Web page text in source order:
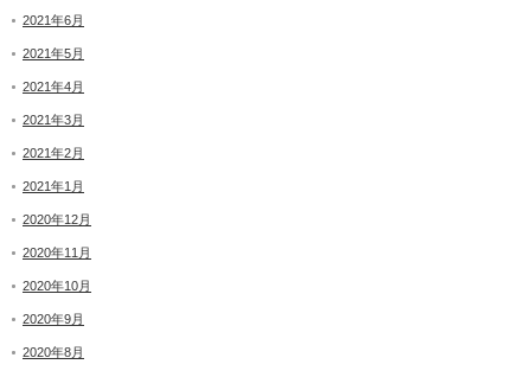
2021年6月
2021年5月
2021年4月
2021年3月
2021年2月
2021年1月
2020年12月
2020年11月
2020年10月
2020年9月
2020年8月